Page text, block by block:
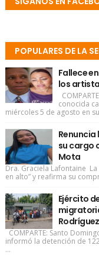
POPULARES DE LA
Fallece
los
conocida
miércoles 5 de agosto en
su cargo
Mota
Dra. Graciela Lafontaine
en alto” y reafirma su
Ejército
Rodríguez
COMPARTE: Santo
informó la detención de
...